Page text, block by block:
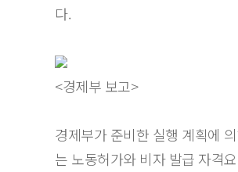
다.
<경제부 보고>
경제부가 준비한 실행 계획에
는 노동허가와 비자 발급 자격